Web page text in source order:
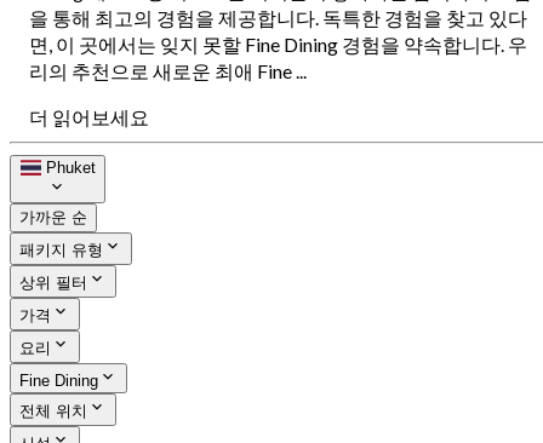
을 통해 최고의 경험을 제공합니다. 독특한 경험을 찾고 있다
면, 이 곳에서는 잊지 못할 Fine Dining 경험을 약속합니다. 우
리의 추천으로 새로운 최애 Fine ...
더 읽어보세요
Phuket
가까운 순
패키지 유형
상위 필터
가격
요리
Fine Dining
전체 위치